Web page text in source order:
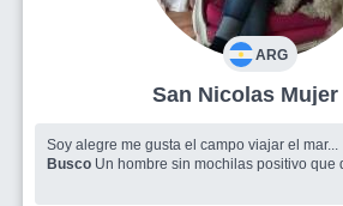
ARG
San Nicolas
Soy alegre me gusta el campo viajar el mar...
Busco Un hombre sin mochilas positivo que